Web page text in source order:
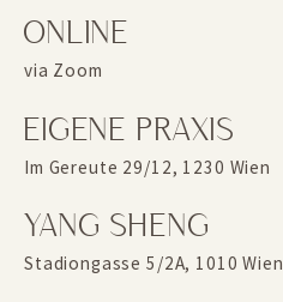
ONLINE
via Zoom
EIGENE PRAXIS
Im Gereute 29/12, 1230 Wien
YANG SHENG
Stadiongasse 5/2A, 1010 Wien